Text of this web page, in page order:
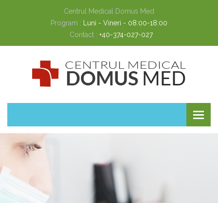
Centrul Medical Domus Med
Program :
Luni - Vineri - 08:00-18:00
Contact : +40-374-027-027